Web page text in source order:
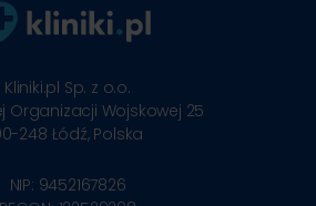
Kliniki.pl Sp. z o.o.
Organizacji Wojskowej 25
248 Łódź, Polska
NIP: 9452167826